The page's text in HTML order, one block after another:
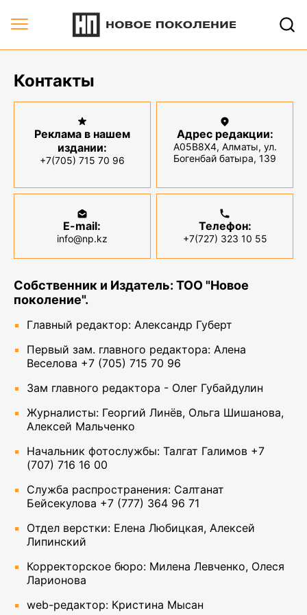
Контакты
Реклама в нашем
издании:
+7(705) 715 70 96
Адрес редакции:
A05B8X4, Алматы, ул.
Богенбай батыра, 139
E-mail:
info@np.kz
Телефон:
+7(727) 323 10 55
Собственник и Издатель: ТОО "Новое
поколение".
Главный редактор: Александр Губерт
Первый зам. главного редактора: Алена
Веселова +7 (705) 715 70 96
Зам главного редактора - Олег Губайдулин
Журналисты: Георгий Линёв, Ольга Шишанова,
Алексей Мальченко
Начальник фотослужбы: Талгат Галимов +7
(707) 716 16 00
Служба распространения: Салтанат
Бейсекулова +7 (777) 364 96 71
Отдел верстки: Елена Любицкая, Алексей
Липинский
Корректорское бюро: Милена Левченко, Олеся
Ларионова
web-редактор: Кристина Мысан